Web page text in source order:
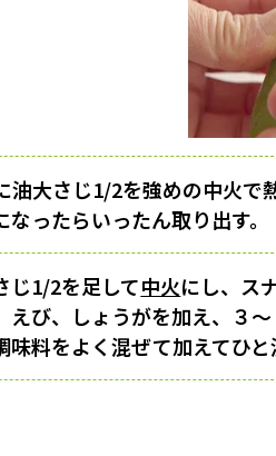
油大さじ1/2を強めの中火で
なったらいったん取り出す。
じ1/2を足して中火にし、ス
えび、しょうがを加え、３
味料をよく混ぜて加えてひ